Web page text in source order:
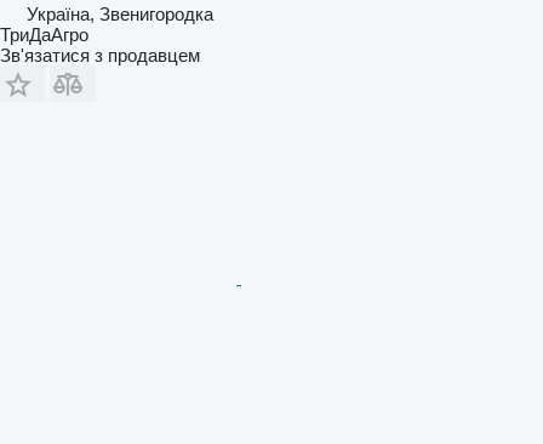
Україна, Звенигородка
ТриДаАгро
Зв'язатися з продавцем